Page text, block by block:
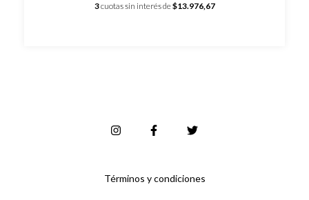
3cuotas sin interés de$13.976,67
Términos y condiciones